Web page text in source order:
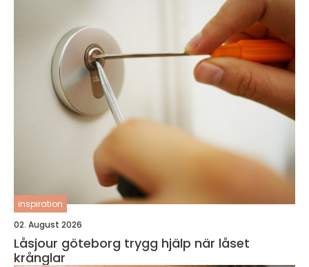
inspiration
02. August 2026
Låsjour göteborg trygg hjälp när låset
krånglar